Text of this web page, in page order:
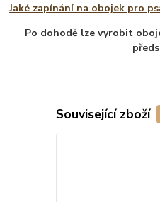
Jaké zapínání na obojek pro
Po dohodě lze vyrobit
Související zboží